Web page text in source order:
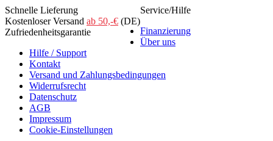
Schnelle Lieferung
Kostenloser Versand ab 50,-€ (DE)
Zufriedenheitsgarantie
Service/Hilfe
Finanzierung
Über uns
Hilfe / Support
Kontakt
Versand und Zahlungsbedingungen
Widerrufsrecht
Datenschutz
AGB
Impressum
Cookie-Einstellungen